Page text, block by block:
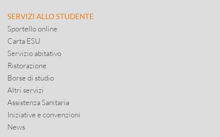
SERVIZI ALLO STUDENTE
Sportello online
Carta ESU
Servizio abitativo
Ristorazione
Borse di studio
Altri servizi
Assistenza Sanitaria
Iniziative e convenzioni
News